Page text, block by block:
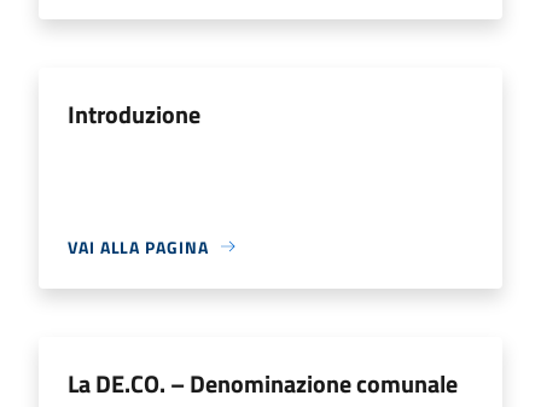
Introduzione
VAI ALLA PAGINA
La DE.CO. – Denominazione comunale